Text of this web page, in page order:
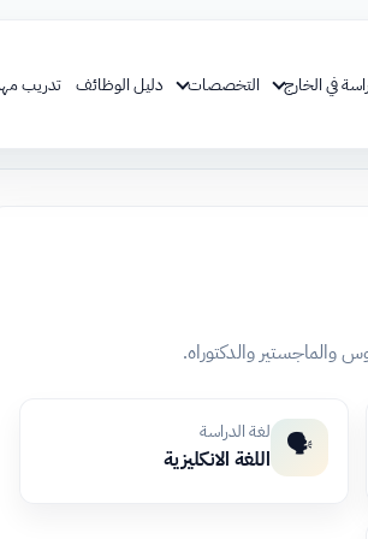
في الخارج التخصصات دليل الوظائف تدريب
والماجستير والدكتوراه.
🗣️ لغة الدراسة
اللغة الانكليزية